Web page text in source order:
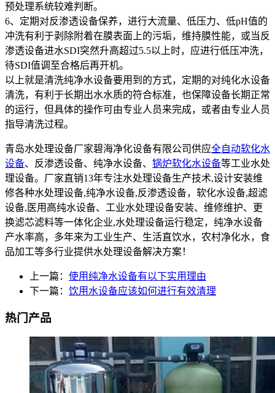
预处理系统较难判断。
6、定期对反渗透设备保养，进行大流量、低压力、低pH值的
冲洗有利于剥除附着在膜表面上的污垢，维持膜性能，或当反
渗透设备进水SDI突然升高超过5.5以上时，应进行低压冲洗，
待SDI值调至合格后再开机。
以上就是清洗纯净水设备要用到的方式，定期的对纯化水设备
清洗，有利于长期出水水质的符合标准，也保障设备长期正常
的运行，但具体的操作可由专业人员来完成，或者由专业人员
指导清洗过程。
青岛水处理设备厂家碧海净化设备有限公司供应全自动软化水
设备、反渗透设备、纯净水设备、 锅炉软化水设备等工业水处
理设备。厂家直销13年专注水处理设备生产技术,设计安装维
修各种水处理设备,纯净水设备,反渗透设备，软化水设备,超滤
设备,医用高纯水设备、工业水处理设备安装、维修维护、更
换滤芯滤料等一体化企业,水处理设备运行稳定，纯净水设备
产水率高，多年来为工业生产、生活直饮水，农村净化水，食
品加工等多行业提供水处理设备解决方案！
上一篇： 使用纯净水设备有以下实用理由
下一篇： 饮用水设备应该如何进行有效清理
热门产品